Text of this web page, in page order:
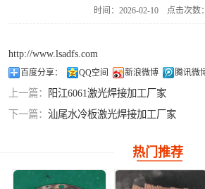
时间：2026-02-10 点击次数
http://www.lsadfs.com
百度分享： QQ空间 新浪微博 腾讯微
上一篇：
阳江6061激光焊接加工厂家
下一篇： 汕尾水冷板激光焊接加工厂家
热门推荐
铝合金激光焊接
紫铜产品激光焊